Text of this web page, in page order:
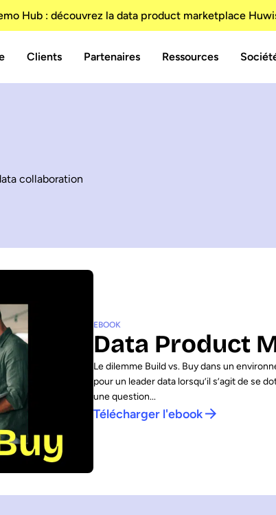
Hub : découvrez la data product marketplace
Clients Partenaires Ressources
collaboration
EBOOK
Data Product
Le dilemme Build vs. Buy dans un
pour un leader data lorsqu’il s’agit de se
une question...
Télécharger l'ebook